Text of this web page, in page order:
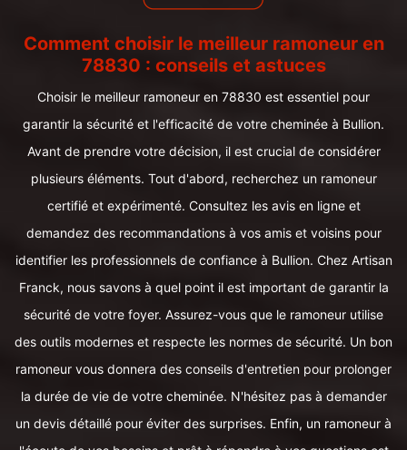
Comment choisir le meilleur ramoneur en
78830 : conseils et astuces
Choisir le meilleur ramoneur en 78830 est essentiel pour
garantir la sécurité et l'efficacité de votre cheminée à Bullion.
Avant de prendre votre décision, il est crucial de considérer
plusieurs éléments. Tout d'abord, recherchez un ramoneur
certifié et expérimenté. Consultez les avis en ligne et
demandez des recommandations à vos amis et voisins pour
identifier les professionnels de confiance à Bullion. Chez Artisan
Franck, nous savons à quel point il est important de garantir la
sécurité de votre foyer. Assurez-vous que le ramoneur utilise
des outils modernes et respecte les normes de sécurité. Un bon
ramoneur vous donnera des conseils d'entretien pour prolonger
la durée de vie de votre cheminée. N'hésitez pas à demander
un devis détaillé pour éviter des surprises. Enfin, un ramoneur à